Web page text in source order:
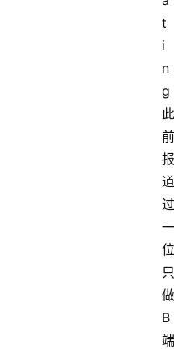
t
i
n
g
此
前
报
道
过
一
位
只
做
B
端